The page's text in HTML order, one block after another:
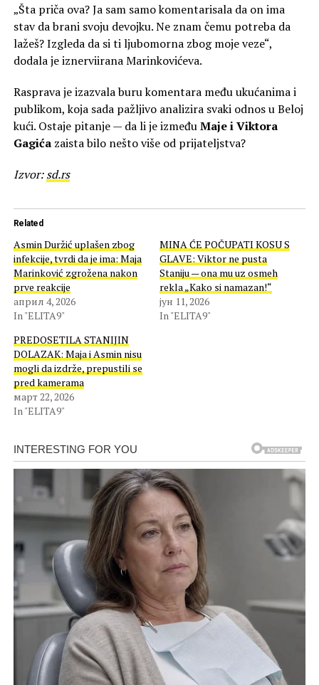
„Šta priča ova? Ja sam samo komentarisala da on ima
stav da brani svoju devojku. Ne znam čemu potreba da
lažeš? Izgleda da si ti ljubomorna zbog moje veze“,
dodala je iznerviirana Marinkovićeva.
Rasprava je izazvala buru komentara među ukućanima i
publikom, koja sada pažljivo analizira svaki odnos u Beloj
kući. Ostaje pitanje — da li je izmeđuMaje i Viktora
Gagićazaista bilo nešto više od prijateljstva?
Izvor:sd.rs
Related
Asmin Duržić uplašen zbog
infekcije, tvrdi da je ima: Maja
Marinković zgrožena nakon
prve reakcije
април 4, 2026
In "ELITA9"
MINA ĆE POČUPATI KOSU S
GLAVE: Viktor ne pusta
Staniju — ona mu uz osmeh
rekla „Kako si namazan!“
јун 11, 2026
In "ELITA9"
PREDOSETILA STANIJIN
DOLAZAK: Maja i Asmin nisu
mogli da izdrže, prepustili se
pred kamerama
март 22, 2026
In "ELITA9"